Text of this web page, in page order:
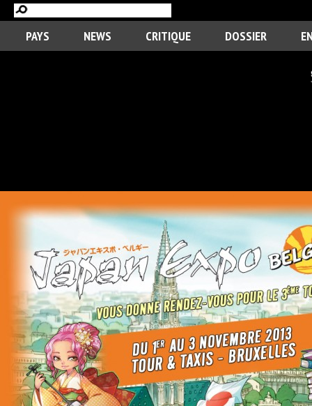
PAYS NEWS CRITIQUE DOSSIER